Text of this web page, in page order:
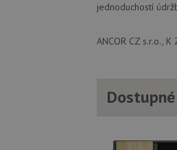
jednoduchostí
ANCOR CZ s.r.o.,
VISITOR_INFO1_LIVE